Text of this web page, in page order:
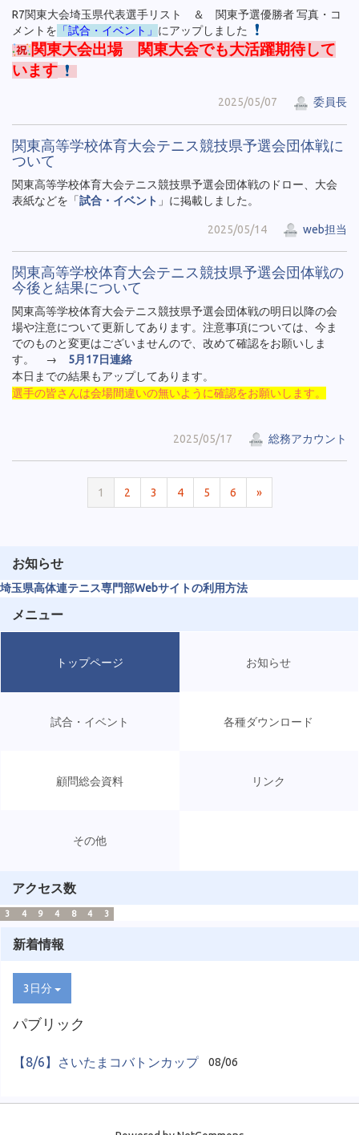
R7関東大会埼玉県代表選手リスト ＆ 関東予選優勝者 写真・コ
メントを 「試合・イベント」 にアップしました
関東大会出場 関東大会でも大活躍期待して
います
2025/05/07 委員長
関東高等学校体育大会テニス競技県予選会団体戦に
ついて
関東高等学校体育大会テニス競技県予選会団体戦のドロー、大会
表紙などを「試合・イベント 」に掲載しました。
2025/05/14 web担当
関東高等学校体育大会テニス競技県予選会団体戦の
今後と結果について
関東高等学校体育大会テニス競技県予選会団体戦の明日以降の会
場や注意について更新してあります。注意事項については、今ま
でのものと変更はございませんので、改めて確認をお願いしま
す。 → 5月17日連絡
本日までの結果もアップしてあります。
選手の皆さんは会場間違いの無いように確認をお願いします。
2025/05/17 総務アカウント
1 2 3 4 5 6 »
お知らせ
埼玉県高体連テニス専門部Webサイトの利用方法
メニュー
トップページ お知らせ
試合・イベント 各種ダウンロード
顧問総会資料 リンク
その他
アクセス数
3 4 9 4 8 4 3
新着情報
3日分
パブリック
【8/6】さいたまコバトンカップ 08/06